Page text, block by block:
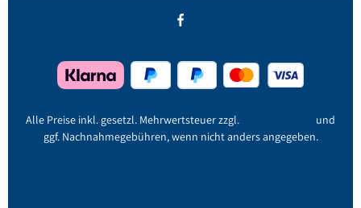
Alle Preise inkl. gesetzl. Mehrwertsteuer zzgl.
und
ggf. Nachnahmegebühren, wenn nicht anders angegeben.